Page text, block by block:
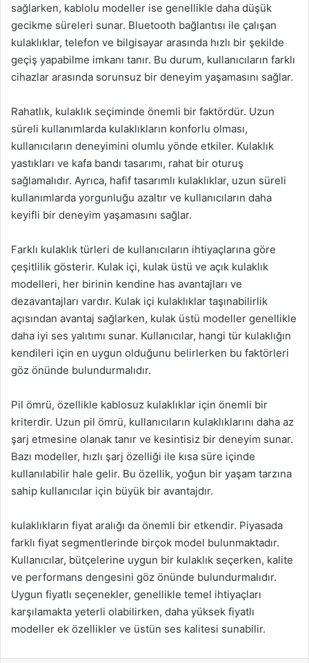
sağlarken, kablolu modeller ise genellikle daha düşük
gecikme süreleri sunar. Bluetooth bağlantısı ile çalışan
kulaklıklar, telefon ve bilgisayar arasında hızlı bir şekilde
geçiş yapabilme imkanı tanır. Bu durum, kullanıcıların farklı
cihazlar arasında sorunsuz bir deneyim yaşamasını sağlar.
Rahatlık, kulaklık seçiminde önemli bir faktördür. Uzun
süreli kullanımlarda kulaklıkların konforlu olması,
kullanıcıların deneyimini olumlu yönde etkiler. Kulaklık
yastıkları ve kafa bandı tasarımı, rahat bir oturuş
sağlamalıdır. Ayrıca, hafif tasarımlı kulaklıklar, uzun süreli
kullanımlarda yorgunluğu azaltır ve kullanıcıların daha
keyifli bir deneyim yaşamasını sağlar.
Farklı kulaklık türleri de kullanıcıların ihtiyaçlarına göre
çeşitlilik gösterir. Kulak içi, kulak üstü ve açık kulaklık
modelleri, her birinin kendine has avantajları ve
dezavantajları vardır. Kulak içi kulaklıklar taşınabilirlik
açısından avantaj sağlarken, kulak üstü modeller genellikle
daha iyi ses yalıtımı sunar. Kullanıcılar, hangi tür kulaklığın
kendileri için en uygun olduğunu belirlerken bu faktörleri
göz önünde bulundurmalıdır.
Pil ömrü, özellikle kablosuz kulaklıklar için önemli bir
kriterdir. Uzun pil ömrü, kullanıcıların kulaklıklarını daha az
şarj etmesine olanak tanır ve kesintisiz bir deneyim sunar.
Bazı modeller, hızlı şarj özelliği ile kısa süre içinde
kullanılabilir hale gelir. Bu özellik, yoğun bir yaşam tarzına
sahip kullanıcılar için büyük bir avantajdır.
kulaklıkların fiyat aralığı da önemli bir etkendir. Piyasada
farklı fiyat segmentlerinde birçok model bulunmaktadır.
Kullanıcılar, bütçelerine uygun bir kulaklık seçerken, kalite
ve performans dengesini göz önünde bulundurmalıdır.
Uygun fiyatlı seçenekler, genellikle temel ihtiyaçları
karşılamakta yeterli olabilirken, daha yüksek fiyatlı
modeller ek özellikler ve üstün ses kalitesi sunabilir.